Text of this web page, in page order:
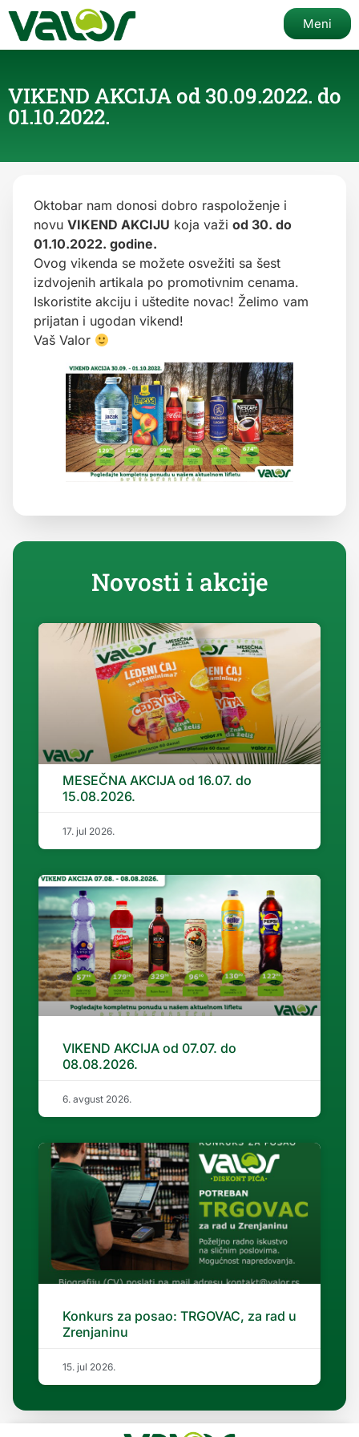
Meni
VIKEND AKCIJA od 30.09.2022. do
01.10.2022.
Oktobar nam donosi dobro raspoloženje i
novu VIKEND AKCIJU koja važi od 30. do
01.10.2022. godine.
Ovog vikenda se možete osvežiti sa šest
izdvojenih artikala po promotivnim cenama.
Iskoristite akciju i uštedite novac! Želimo vam
prijatan i ugodan vikend!
Vaš Valor
Novosti i akcije
MESEČNA AKCIJA od 16.07. do
15.08.2026.
17. jul 2026.
VIKEND AKCIJA od 07.07. do
08.08.2026.
6. avgust 2026.
Konkurs za posao: TRGOVAC, za rad u
Zrenjaninu
15. jul 2026.